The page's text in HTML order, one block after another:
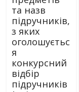
та назв
підручників,
з яких
оголошуєтьс
я
конкурсний
відбір
підручників